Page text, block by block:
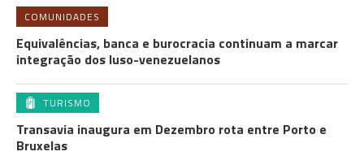
COMUNIDADES
Equivalências, banca e burocracia continuam a marcar
integração dos luso-venezuelanos
TURISMO
Transavia inaugura em Dezembro rota entre Porto e
Bruxelas